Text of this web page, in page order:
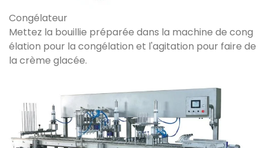
Congélateur
Mettez la bouillie préparée dans la machine de cong
élation pour la congélation et l'agitation pour faire de
la crème glacée.